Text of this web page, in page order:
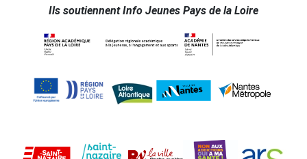
Ils soutiennent Info Jeunes Pays de la Loire